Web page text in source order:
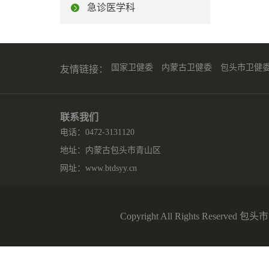
急诊医学科
友情链接： 国家卫健委 内蒙古卫健委 包头市卫健
联系我们
电话：0472-3131120
地址：内蒙古包头市青山区
网址： www.btdsyy.cn
Copyright All Rights Reserved 包头